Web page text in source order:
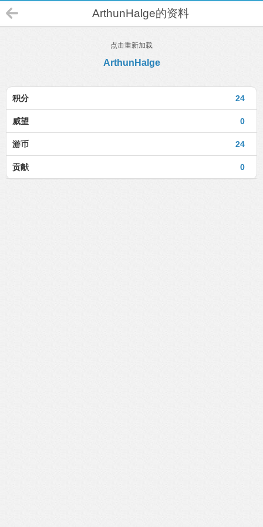
ArthunHalge的资料
点击重新加载
ArthunHalge
24
积分
0
威望
24
游币
0
贡献